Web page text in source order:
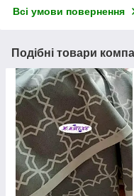
Всі умови повернення
Подібні товари